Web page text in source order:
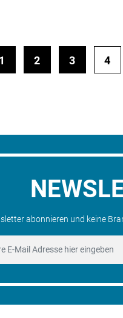
1 2 3 4
abonnieren und keine